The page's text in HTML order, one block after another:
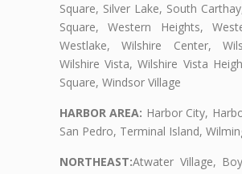
Square, Silver Lake, South
Square, Western Heights,
Westlake, Wilshire Center,
Wilshire Vista, Wilshire Vista
Square, Windsor Village
HARBOR AREA: Harbor City,
San Pedro, Terminal Island,
NORTHEAST:Atwater Village,